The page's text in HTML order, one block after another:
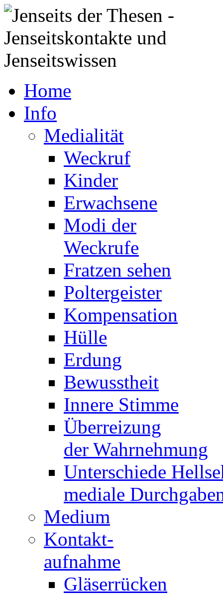
Home
Info
Medialität
Weckruf
Kinder
Erwachsene
Modi der
Weckrufe
Fratzen sehen
Poltergeister
Kompensation
Hülle
Erdung
Bewusstheit
Innere Stimme
Überreizung
der Wahrnehmung
Unterschiede
mediale
Medium
Kontakt-
aufnahme
Gläserrücken